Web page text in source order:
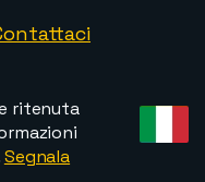
ritenuta
Segnala